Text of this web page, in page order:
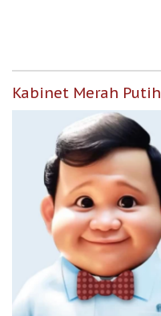
Kabinet Merah Putih